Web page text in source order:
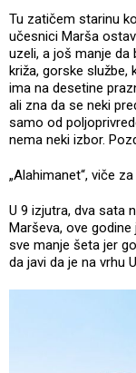
Tu zatičem starinu
učesnici Marša
uzeli, a još manje
križa, gorske službe,
ima na desetine
ali zna da se neki
samo od
nema neki izbor.
„Alahimanet“, viče
U 9 izjutra, dva sata
Marševa, ove
sve manje šeta jer
da javi da je na vrhu